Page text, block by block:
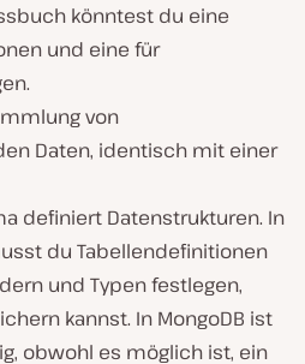
könntest du eine
und eine für
von
Daten, identisch mit einer
definiert Datenstrukturen. In
du Tabellendefinitionen
und Typen festlegen,
kannst. In MongoDB ist
obwohl es möglich ist, ein